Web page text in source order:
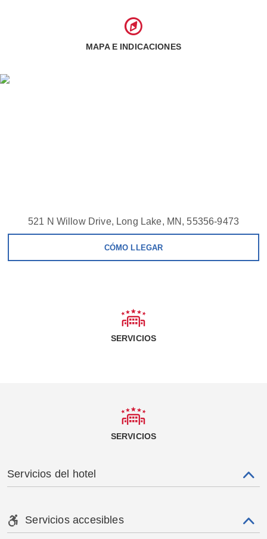
MAPA E INDICACIONES
521 N Willow Drive, Long Lake, MN, 55356-9473
CÓMO LLEGAR
SERVICIOS
SERVICIOS
Servicios del hotel
Servicios accesibles